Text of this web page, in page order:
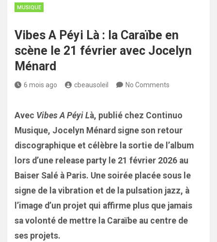
MUSIQUE
Vibes A Péyi Là : la Caraïbe en
scène le 21 février avec Jocelyn
Ménard
6 mois ago cbeausoleil No Comments
Avec Vibes A Péyi Là, publié chez Continuo
Musique, Jocelyn Ménard signe son retour
discographique et célèbre la sortie de l’album
lors d’une release party le 21 février 2026 au
Baiser Salé à Paris. Une soirée placée sous le
signe de la vibration et de la pulsation jazz, à
l’image d’un projet qui affirme plus que jamais
sa volonté de mettre la Caraïbe au centre de
ses projets.